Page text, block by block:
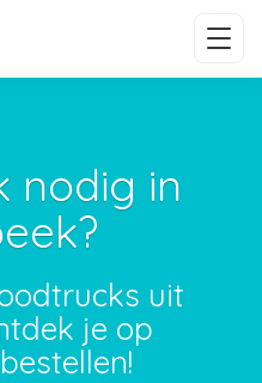
nodig in
uit
je op